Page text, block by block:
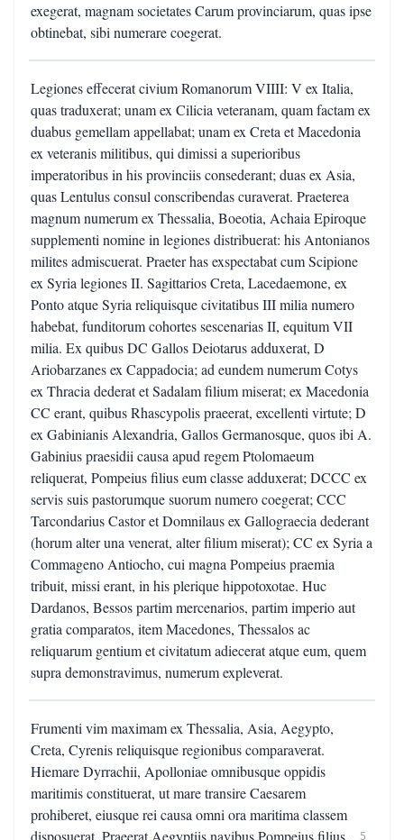
exegerat, magnam societates Carum provinciarum, quas ipse
obtinebat, sibi numerare coegerat.
Legiones effecerat civium Romanorum VIIII: V ex Italia,
quas traduxerat; unam ex Cilicia veteranam, quam factam ex
duabus gemellam appellabat; unam ex Creta et Macedonia
ex veteranis militibus, qui dimissi a superioribus
imperatoribus in his provinciis consederant; duas ex Asia,
quas Lentulus consul conscribendas curaverat. Praeterea
magnum numerum ex Thessalia, Boeotia, Achaia Epiroque
supplementi nomine in legiones distribuerat: his Antonianos
milites admiscuerat. Praeter has exspectabat cum Scipione
ex Syria legiones II. Sagittarios Creta, Lacedaemone, ex
Ponto atque Syria reliquisque civitatibus III milia numero
habebat, funditorum cohortes sescenarias II, equitum VII
milia. Ex quibus DC Gallos Deiotarus adduxerat, D
Ariobarzanes ex Cappadocia; ad eundem numerum Cotys
ex Thracia dederat et Sadalam filium miserat; ex Macedonia
CC erant, quibus Rhascypolis praeerat, excellenti virtute; D
ex Gabinianis Alexandria, Gallos Germanosque, quos ibi A.
Gabinius praesidii causa apud regem Ptolomaeum
reliquerat, Pompeius filius eum classe adduxerat; DCCC ex
servis suis pastorumque suorum numero coegerat; CCC
Tarcondarius Castor et Domnilaus ex Gallograecia dederant
(horum alter una venerat, alter filium miserat); CC ex Syria a
Commageno Antiocho, cui magna Pompeius praemia
tribuit, missi erant, in his plerique hippotoxotae. Huc
Dardanos, Bessos partim mercenarios, partim imperio aut
gratia comparatos, item Macedones, Thessalos ac
reliquarum gentium et civitatum adiecerat atque eum, quem
supra demonstravimus, numerum expleverat.
Frumenti vim maximam ex Thessalia, Asia, Aegypto,
Creta, Cyrenis reliquisque regionibus comparaverat.
Hiemare Dyrrachii, Apolloniae omnibusque oppidis
maritimis constituerat, ut mare transire Caesarem
prohiberet, eiusque rei causa omni ora maritima classem
disposuerat. Praeerat Aegyptiis navibus Pompeius filius,
5